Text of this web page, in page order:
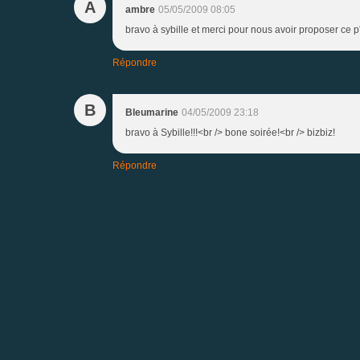
A ambre 05/05/2009 08:05
bravo à sybille et merci pour nous avoir proposer ce
Répondre
B Bleumarine 04/05/2009 23:18
bravo à Sybille!!!<br /> bone soirée!<br /> bizbiz!
Répondre